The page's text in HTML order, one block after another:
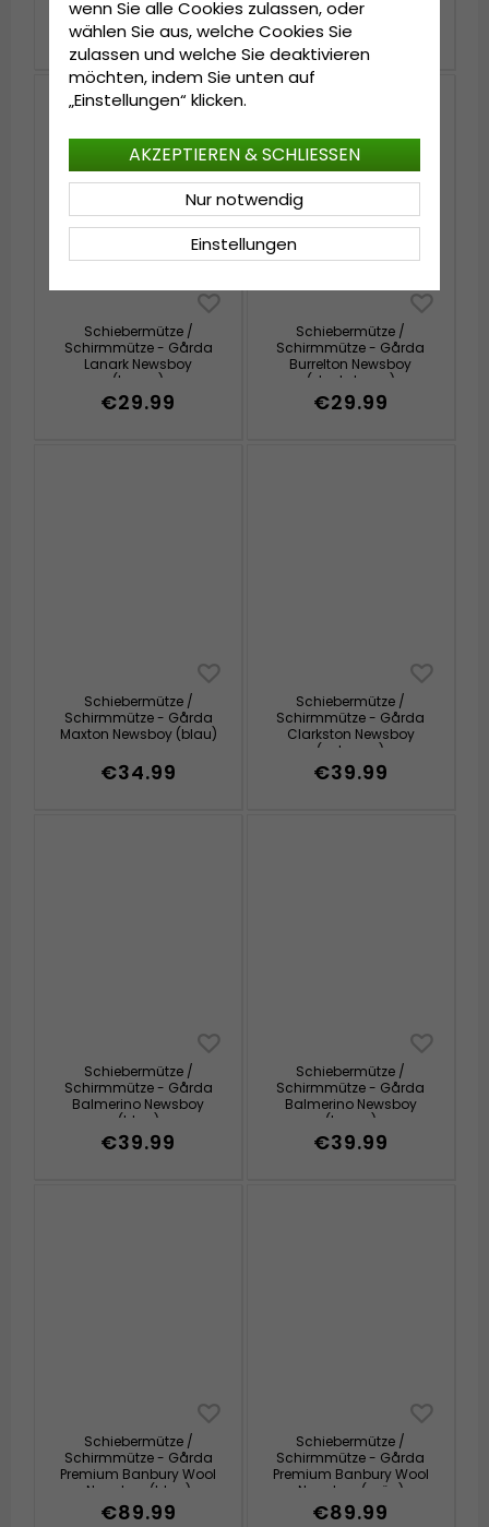
Cap
(schwarz/weiß/blau)
€49.99
Stripe (blau/vit)
€63.99
Schiebermütze /
Schirmmütze - Gårda
Lanark Newsboy
(braun)
€29.99
Schiebermütze /
Schirmmütze - Gårda
Burrelton Newsboy
(dunkelgrau)
€29.99
Schiebermütze /
Schirmmütze - Gårda
Maxton Newsboy (blau)
€34.99
Schiebermütze /
Schirmmütze - Gårda
Clarkston Newsboy
(schwarz)
€39.99
Schiebermütze /
Schirmmütze - Gårda
Balmerino Newsboy
(blau)
€39.99
Schiebermütze /
Schirmmütze - Gårda
Balmerino Newsboy
(braun)
€39.99
Schiebermütze /
Schirmmütze - Gårda
Premium Banbury Wool
Newsboy (blau)
€89.99
Schiebermütze /
Schirmmütze - Gårda
Premium Banbury Wool
Newsboy (grün)
€89.99
wenn Sie alle Cookies zulassen, oder
wählen Sie aus, welche Cookies Sie
zulassen und welche Sie deaktivieren
möchten, indem Sie unten auf
„Einstellungen“ klicken.
Einstellungen
Nur notwendig
AKZEPTIEREN & SCHLIESSEN